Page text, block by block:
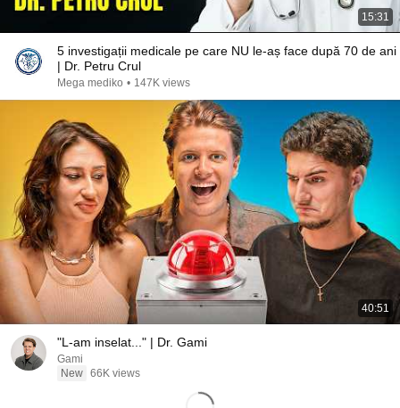
15:31
5 investigații medicale pe care NU le-aș face după 70 de ani
| Dr. Petru Crul
Mega mediko • 147K views
40:51
"L-am inselat..." | Dr. Gami
Gami
New 66K views